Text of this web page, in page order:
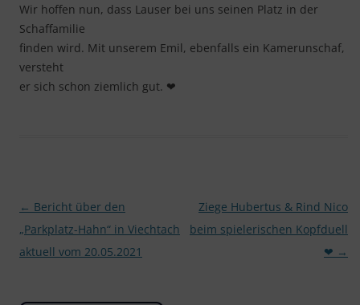
Wir hoffen nun, dass Lauser bei uns seinen Platz in der
Schaffamilie
finden wird. Mit unserem Emil, ebenfalls ein Kamerunschaf,
versteht
er sich schon ziemlich gut. ❤
Beitragsnavigation
← Bericht über den
„Parkplatz-Hahn“ in Viechtach
aktuell vom 20.05.2021
Ziege Hubertus & Rind Nico
beim spielerischen Kopfduell
❤ →